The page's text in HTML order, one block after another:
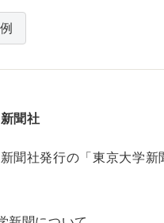
聞社
聞社発行の「東京大学